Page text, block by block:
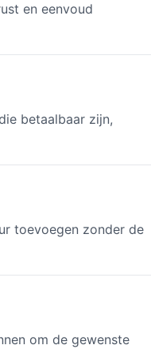
en eenvoud
betaalbaar zijn,
toevoegen zonder de
om de gewenste